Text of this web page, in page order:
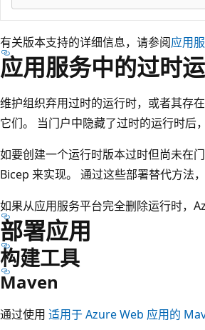
有关版本支持的详细信息，请参阅应用
应用服务中的过时
维护组织弃用过时的运行时，或者其存
它们。 当门户中隐藏了过时的运行时后
如要创建一个运行时版本过时但尚未在
Bicep 来实现。 通过这些部署替代方法
如果从应用服务平台完全删除运行时，
部署应用
构建工具
Maven
通过使用 适用于 Azure Web 应用的